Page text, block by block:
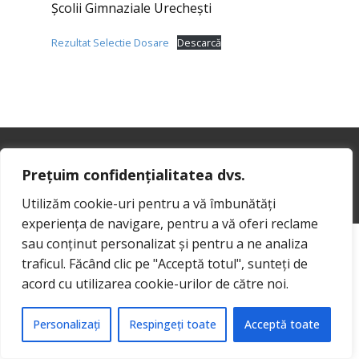
Prețuim confidențialitatea dvs.
Utilizăm cookie-uri pentru a vă îmbunătăți
experiența de navigare, pentru a vă oferi reclame
sau conținut personalizat și pentru a ne analiza
traficul. Făcând clic pe "Acceptă totul", sunteți de
acord cu utilizarea cookie-urilor de către noi.
Personalizați Respingeți toate Acceptă toate
Şcolii Gimnaziale Urecheşti
Rezultat Selectie Dosare Descarcă
Sample text. Click to select the Text Element.